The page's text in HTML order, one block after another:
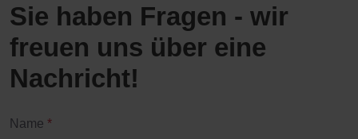
Sie haben Fragen - wir
freuen uns über eine
Nachricht!
Name *